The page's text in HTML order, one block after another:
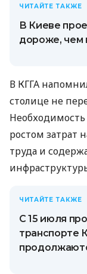
ЧИТАЙТЕ ТАКЖЕ
В Киеве
дороже, чем
В КГГА
столице не
ростом затрат
труда и
ЧИТАЙТЕ ТАКЖЕ
С 15 июля
транспорте